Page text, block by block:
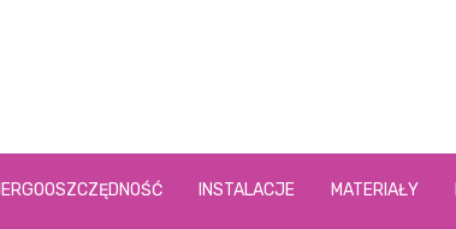
INSTALACJE MATERIAŁY